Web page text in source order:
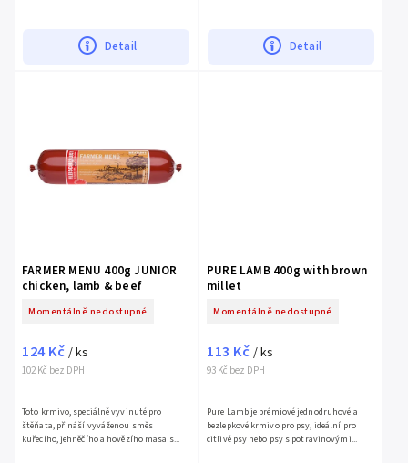
Detail Detail
FARMER MENU 400g JUNIOR
chicken, lamb & beef
Momentálně nedostupné
102 Kč bez DPH
124 Kč / ks
Toto krmivo, speciálně vyvinuté pro
štěňata, přináší vyváženou směs
kuřecího, jehněčího a hovězího masa s...
PURE LAMB 400g with brown
millet
Momentálně nedostupné
93 Kč bez DPH
113 Kč / ks
Pure Lamb je prémiové jednodruhové a
bezlepkové krmivo pro psy, ideální pro
citlivé psy nebo psy s potravinovými...